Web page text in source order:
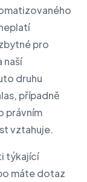
pro
naší
druhu
případně
právním
vztahuje.
týkající
máte dotaz